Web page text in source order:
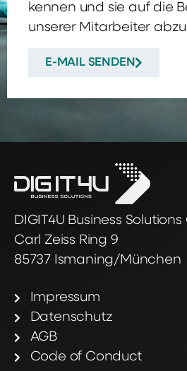
kennen und sie auf die
unserer Mitarbeiter
E-MAIL SENDEN
DIGIT4U Business
Carl Zeiss Ring 9
85737 Ismaning/München
Impressum
Datenschutz
AGB
Code of Conduct